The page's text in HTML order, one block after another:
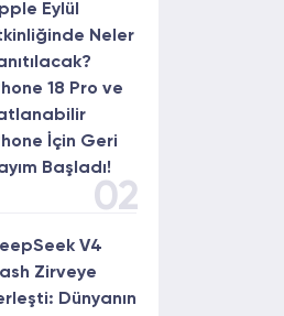
Eylül
Neler
18 Pro ve
İçin Geri
Başladı!
02
V4
Zirveye
Dünyanın